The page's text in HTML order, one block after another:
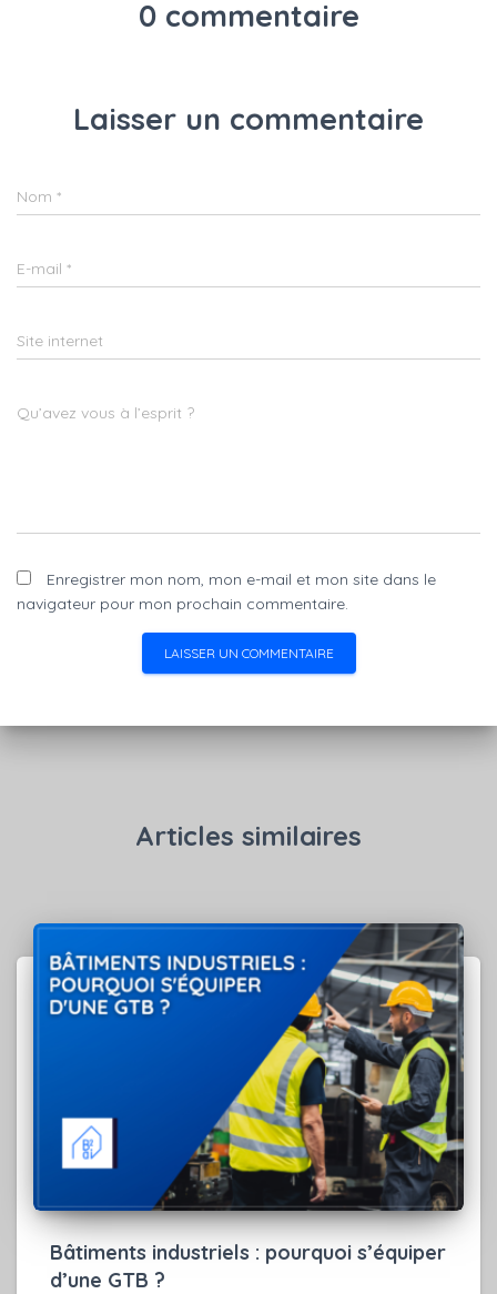
0 commentaire
Laisser un commentaire
Nom *
E-mail *
Site internet
Qu’avez vous à l’esprit ?
Enregistrer mon nom, mon e-mail et mon site dans le
navigateur pour mon prochain commentaire.
Articles similaires
Bâtiments industriels : pourquoi s’équiper
d’une GTB ?